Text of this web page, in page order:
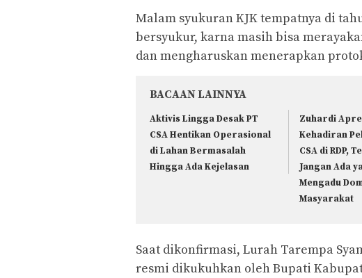
Malam syukuran KJK tempatnya di
bersyukur, karna masih bisa
dan mengharuskan menerapkan
BACAAN LAINNYA
Aktivis Lingga Desak PT
CSA Hentikan Operasional
di Lahan Bermasalah
Hingga Ada Kejelasan
Zuhardi
Kehadiran
CSA di RDP,
Jangan Ada
Mengadu
Masyarakat
Saat dikonfirmasi, Lurah Tarempa
resmi dikukuhkan oleh Bupati